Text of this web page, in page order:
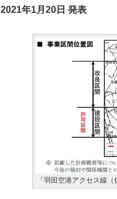
2021年1月20日 発表
「羽田空港アクセス線（